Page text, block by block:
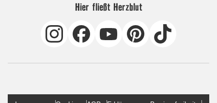
Hier fließt Herzblut